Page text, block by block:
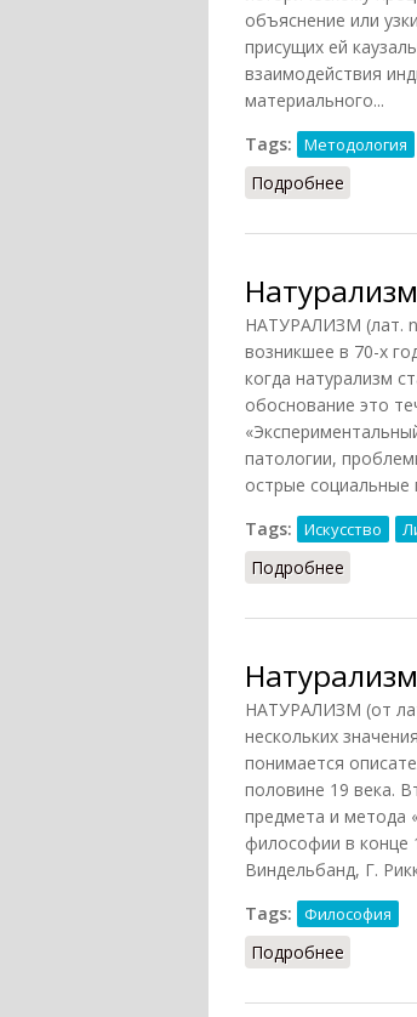
объяснение или
присущих ей
взаимодействия
материального...
Tags:
Методология
Подробнее
НАТУРАЛИЗМ (лат.
возникшее в 70-х
когда натурализм
обоснование это
патологии,
острые
Tags:
Искусство
Подробнее
НАТУРАЛИЗМ (от
нескольких
понимается
половине 19 века.
предмета и метода
философии в конце
Виндельбанд, Г.
Tags:
Философия
Подробнее